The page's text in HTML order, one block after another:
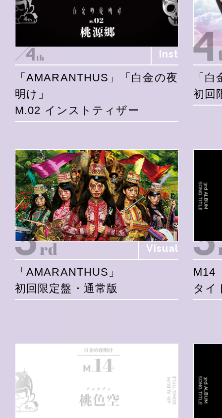
Inst
「AMARANTHUS」「白金の夜
明け」
M.02 インストティザー
「
初回
Visual
「AMARANTHUS」
初回限定盤・通常版
M14
タイ